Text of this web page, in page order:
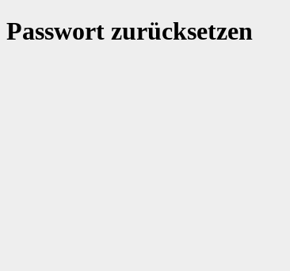
Passwort zurücksetzen